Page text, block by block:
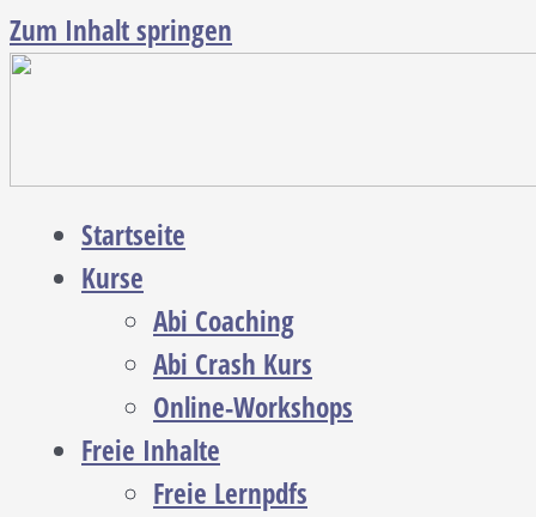
Zum Inhalt springen
Startseite
Kurse
Abi Coaching
Abi Crash Kurs
Online-Workshops
Freie Inhalte
Freie Lernpdfs